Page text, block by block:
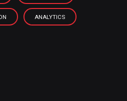
ANALYTICS